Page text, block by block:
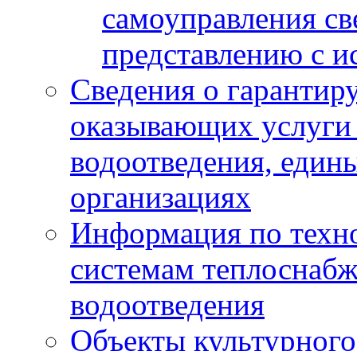
самоуправления
представлению с
Сведения о
оказывающих
водоотведения,
организациях
Информация по
системам
водоотведения
Объекты